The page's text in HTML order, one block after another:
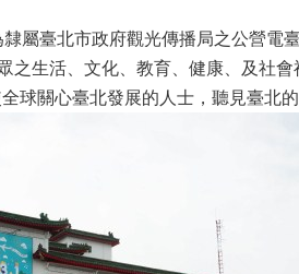
屬臺北市政府觀光傳播局之公營電
之生活、文化、教育、健康、及社
球關心臺北發展的人士，聽見臺北